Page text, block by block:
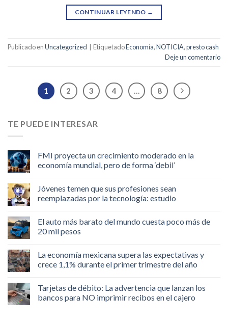
CONTINUAR LEYENDO →
Publicado enUncategorized EtiquetadoEconomía,NOTICIA,presto cash
Deje un comentario
1 2 3 4 8
TE PUEDE INTERESAR
FMI proyecta un crecimiento moderado en la
economía mundial, pero de forma ‘debil’
Jóvenes temen que sus profesiones sean
reemplazadas por la tecnología: estudio
El auto más barato del mundo cuesta poco más de
20 mil pesos
La economía mexicana supera las expectativas y
crece 1,1% durante el primer trimestre del año
Tarjetas de débito: La advertencia que lanzan los
bancos para NO imprimir recibos en el cajero